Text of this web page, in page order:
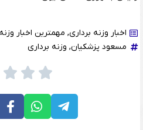
اخبار وزنه برداری, مهمترین اخبار
مسعود پزشکیان, وزنه برداری